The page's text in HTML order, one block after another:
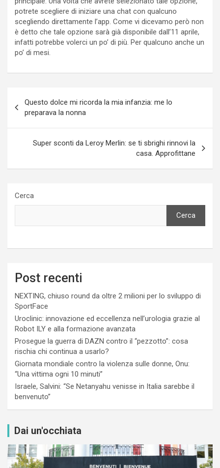
potrete scegliere di iniziare una chat con qualcuno
scegliendo direttamente l’app. Come vi dicevamo però non
è detto che tale opzione sarà già disponibile dall’11 aprile,
infatti potrebbe volerci un po’ di più. Per qualcuno anche un
po’ di mesi.
articoli
Questo dolce mi ricorda la mia infanzia: me lo
preparava la nonna
Super sconti da Leroy Merlin: se ti sbrighi rinnovi la
casa. Approfittane
Cerca
Cerca
Post recenti
NEXTING, chiuso round da oltre 2 milioni per lo sviluppo di
SportFace
Uroclinic: innovazione ed eccellenza nell’urologia grazie al
Robot ILY e alla formazione avanzata
Prosegue la guerra di DAZN contro il “pezzotto”: cosa
rischia chi continua a usarlo?
Giornata mondiale contro la violenza sulle donne, Onu:
“Una vittima ogni 10 minuti”
Israele, Salvini: “Se Netanyahu venisse in Italia sarebbe il
benvenuto”
Dai un'occhiata